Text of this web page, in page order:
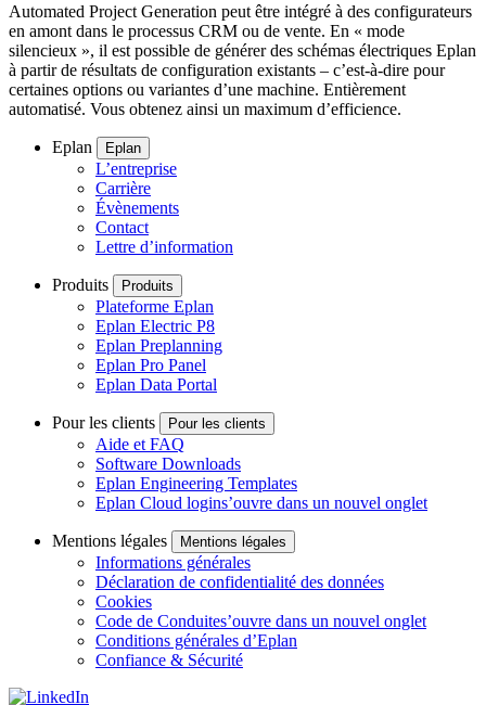
Automated Project Generation peut être intégré à des configurateurs
en amont dans le processus CRM ou de vente. En « mode
silencieux », il est possible de générer des schémas électriques Eplan
à partir de résultats de configuration existants – c’est-à-dire pour
certaines options ou variantes d’une machine. Entièrement
automatisé. Vous obtenez ainsi un maximum d’efficience.
Eplan Eplan
L’entreprise
Carrière
Évènements
Contact
Lettre d’information
Produits Produits
Plateforme Eplan
Eplan Electric P8
Eplan Preplanning
Eplan Pro Panel
Eplan Data Portal
Pour les clients Pour les clients
Aide et FAQ
Software Downloads
Eplan Engineering Templates
Eplan Cloud logins’ouvre dans un nouvel onglet
Mentions légales Mentions légales
Informations générales
Déclaration de confidentialité des données
Cookies
Code de Conduites’ouvre dans un nouvel onglet
Conditions générales d’Eplan
Confiance & Sécurité